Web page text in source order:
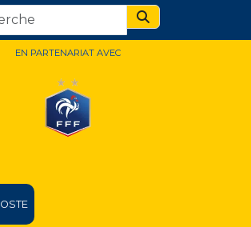
Search
EN PARTENARIAT AVEC